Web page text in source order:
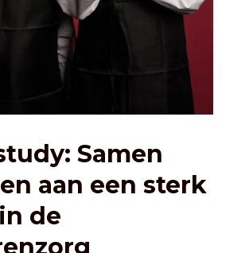
Samen
aan een sterk
de